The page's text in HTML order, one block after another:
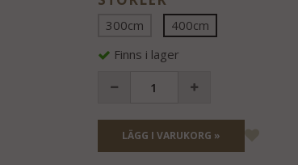
300cm
400cm
Finns i lager
LÄGG I VARUKORG »